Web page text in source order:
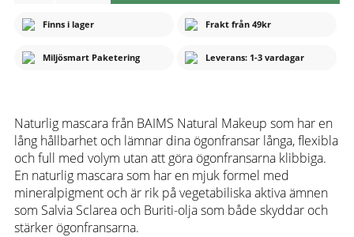
Finns i lager Frakt från 49kr
Miljösmart Paketering Leverans: 1-3 vardagar
Naturlig mascara från BAIMS Natural Makeup som har en
lång hållbarhet och lämnar dina ögonfransar långa, flexibla
och full med volym utan att göra ögonfransarna klibbiga.
En naturlig mascara som har en mjuk formel med
mineralpigment och är rik på vegetabiliska aktiva ämnen
som Salvia Sclarea och Buriti-olja som både skyddar och
stärker ögonfransarna.